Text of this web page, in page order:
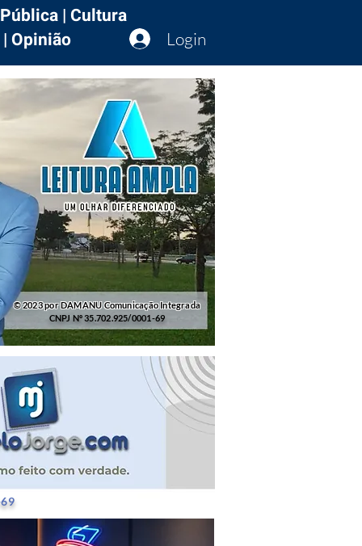
Login
| Cultura
Opinião
© 2023 por DAMANU Comunicação Integrada
CNPJ Nº 35.702.925/0001-69
0001-69